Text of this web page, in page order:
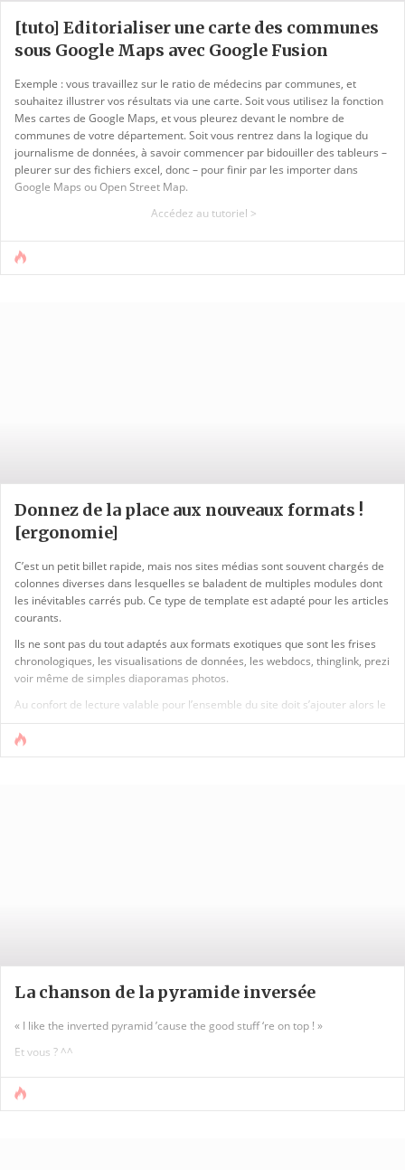
[tuto] Editorialiser une carte des communes
sous Google Maps avec Google Fusion
Exemple : vous travaillez sur le ratio de médecins par communes, et
souhaitez illustrer vos résultats via une carte. Soit vous utilisez la fonction
Mes cartes de Google Maps, et vous pleurez devant le nombre de
communes de votre département. Soit vous rentrez dans la logique du
journalisme de données, à savoir commencer par bidouiller des tableurs –
pleurer sur des fichiers excel, donc – pour finir par les importer dans
Google Maps ou Open Street Map.
Accédez au tutoriel >
Arnaud, Joel ou Jean proposent déjà de nombreux billets en mode tutoriel,
Donnez de la place aux nouveaux formats !
[ergonomie]
C’est un petit billet rapide, mais nos sites médias sont souvent chargés de
colonnes diverses dans lesquelles se baladent de multiples modules dont
les inévitables carrés pub. Ce type de template est adapté pour les articles
courants.
Ils ne sont pas du tout adaptés aux formats exotiques que sont les frises
chronologiques, les visualisations de données, les webdocs, thinglink, prezi
voir même de simples diaporamas photos.
Au confort de lecture valable pour l’ensemble du site doit s’ajouter alors le
plaisir de la prise en main pour ces modes de narration. Sinon les lecteurs
se trouvent face a un « truc » tout coincé entre de multiples modules qui [...]
La chanson de la pyramide inversée
« I like the inverted pyramid ’cause the good stuff ‘re on top ! »
Et vous ? ^^